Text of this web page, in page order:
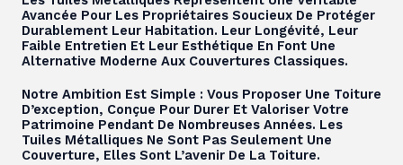
Avancée Pour Les Propriétaires Soucieux De Protéger
Durablement Leur Habitation. Leur Longévité, Leur
Faible Entretien Et Leur Esthétique En Font Une
Alternative Moderne Aux Couvertures Classiques.
Notre Ambition Est Simple : Vous Proposer Une Toiture
D’exception, Conçue Pour Durer Et Valoriser Votre
Patrimoine Pendant De Nombreuses Années. Les
Tuiles Métalliques Ne Sont Pas Seulement Une
Couverture, Elles Sont L’avenir De La Toiture.